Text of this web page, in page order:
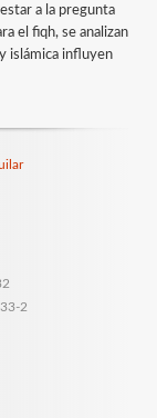
a la pregunta
el fiqh, se analizan
islámica influyen
2